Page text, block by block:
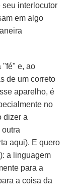
seu interlocutor
em algo
"fé" e, ao
de um correto
aparelho, é
no
dizer a
outra
aqui). E quero
a linguagem
para a
a coisa da